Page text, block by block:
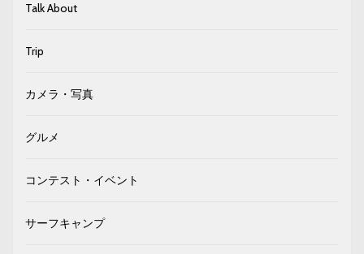
Talk About
Trip
カメラ・写真
グルメ
コンテスト・イベント
サーフキャンプ